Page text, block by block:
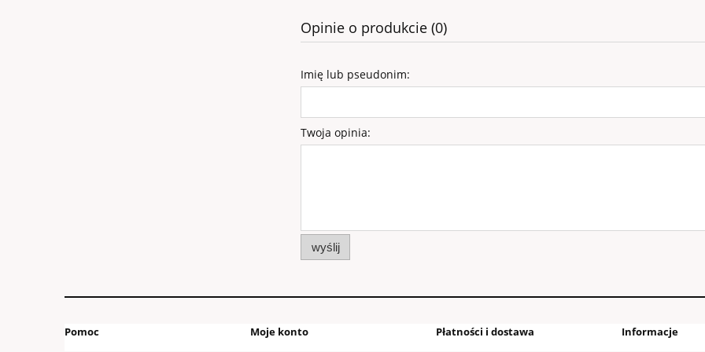
Opinie o produkcie (0)
Imię lub pseudonim:
Twoja opinia:
wyślij
Pomoc Moje konto Płatności i dostawa Informacje